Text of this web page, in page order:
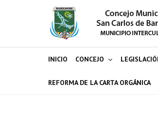
INICIO CONCEJO
REFORMA DE LA CARTA ORGÁNICA